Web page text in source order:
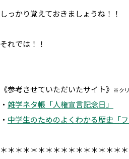
しっかり覚えておきましょうね！！
それでは！！
《参考させていただいたサイト》 ※ク
・ 雑学ネタ帳「人権宣言記念日」
・ 中学生のためのよくわかる歴史「フ
＊＊＊＊＊＊＊＊＊＊＊＊＊＊＊＊